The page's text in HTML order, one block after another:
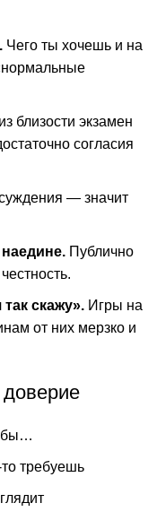
Чего ты хочешь и на
близости экзамен
согласия
— значит
Публично
скажу». Игры на
от них мерзко и
бы…
требуешь